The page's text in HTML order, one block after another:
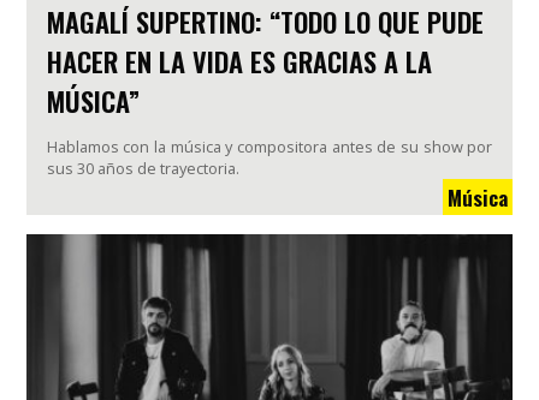
MAGALÍ SUPERTINO: “TODO LO QUE PUDE
HACER EN LA VIDA ES GRACIAS A LA
MÚSICA”
Hablamos con la música y compositora antes de su show por
sus 30 años de trayectoria.
Música